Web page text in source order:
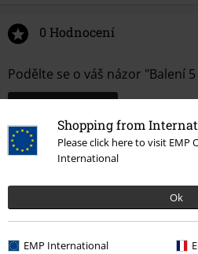
Shopping from
Please click here to visit
International
Ok
EMP International
0 Hodnocení
Podělte se o váš názor "Balení
Napsat hodnocení